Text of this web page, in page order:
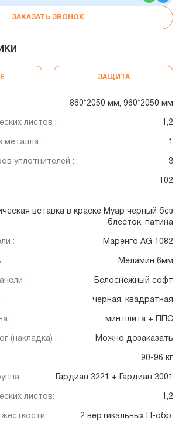
ЗАКАЗАТЬ ЗВОНОК
ЗАЩИТА
860*2050 мм, 960*2050 мм
листов : 1,2
металла : 1
уплотнителей : 3
102
вставка в краске Муар черный без
блесток, патина
: Маренго AG 1082
: Меламин 6мм
: Белоснежный софт
черная, квадратная
: мин.плита + ППС
(накладка) : Можно дозаказать
90-96 кг
Гардиан 3221 + Гардиан 3001
листов: 1,2
2 вертикальных П-обр.